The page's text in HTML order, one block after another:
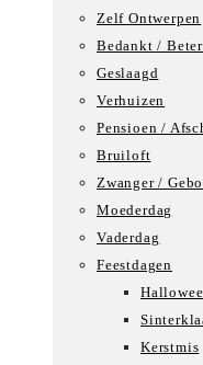
Zelf Ontwerpen
Bedankt /
Geslaagd
Verhuizen
Pensioen /
Bruiloft
Zwanger /
Moederdag
Vaderdag
Feestdagen
Kerstmis